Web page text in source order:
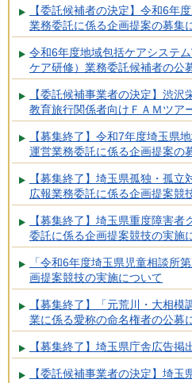
【委託候補者の決定】令和6年
業務委託に係る企画提案の募集
令和6年度地域包括ケアシステ
ケア研修）業務委託候補者の公
【委託候補事業者の決定】渋沢
教育旅行関係者向けＦＡＭツア
【募集終了】令和7年度埼玉県
運営業務委託に係る企画提案の
【募集終了】埼玉県孤独・孤立
広報業務委託に係る企画提案競
【募集終了】埼玉県重度障害
委託に係る企画提案競技の実施
「令和6年度埼玉県児童相談所
画提案競技の実施について
【募集終了】「元荒川・大相
業に係る愛称の命名権者の公募
【募集終了】埼玉県庁舎広告掲
【委託候補事業者の決定】埼